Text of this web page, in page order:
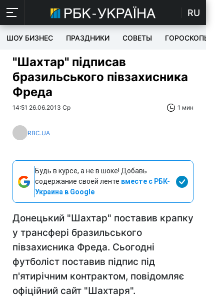
RU
ШОУ БИЗНЕС ПРАЗДНИКИ СОВЕТЫ ГОРОСКОПЫ
"Шахтар" підписав
бразильського півзахисника
Фреда
14:51 26.06.2013 Ср 1 мин
RBC.UA
Будь в курсе, а не в шоке! Добавь
содержание своей ленте вместе с РБК-
Украина в Google
Донецький "Шахтар" поставив крапку
у трансфері бразильського
півзахисника Фреда. Сьогодні
футболіст поставив підпис під
п'ятирічним контрактом, повідомляє
офіційний сайт "Шахтаря".